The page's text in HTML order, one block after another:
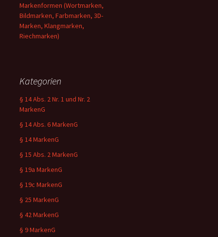
Markenformen (Wortmarken,
Bildmarken, Farbmarken, 3D-
Marken, Klangmarken,
Riechmarken)
Kategorien
§ 14 Abs. 2 Nr. 1 und Nr. 2
MarkenG
§ 14 Abs. 6 MarkenG
§ 14 MarkenG
§ 15 Abs. 2 MarkenG
§ 19a MarkenG
§ 19c MarkenG
§ 25 MarkenG
§ 42 MarkenG
§ 9 MarkenG